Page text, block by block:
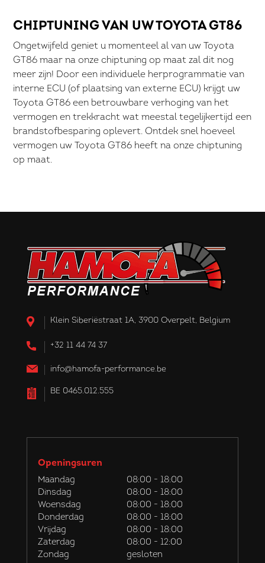
CHIPTUNING VAN UW TOYOTA GT86
Ongetwijfeld geniet u momenteel al van uw Toyota
GT86 maar na onze chiptuning op maat zal dit nog
meer zijn! Door een individuele herprogrammatie van
interne ECU (of plaatsing van externe ECU) krijgt uw
Toyota GT86 een betrouwbare verhoging van het
vermogen en trekkracht wat meestal tegelijkertijd een
brandstofbesparing oplevert. Ontdek snel hoeveel
vermogen uw Toyota GT86 heeft na onze chiptuning
op maat.
Klein Siberiëstraat 1A, 3900 Overpelt, Belgium
+32 11 44 74 37
info@hamofa-performance.be
BE 0465.012.555
Openingsuren
Maandag
08:00 - 18:00
Dinsdag
08:00 - 18:00
Woensdag
08:00 - 18:00
Donderdag
08:00 - 18:00
Vrijdag
08:00 - 18:00
Zaterdag
08:00 - 12:00
Zondag
gesloten